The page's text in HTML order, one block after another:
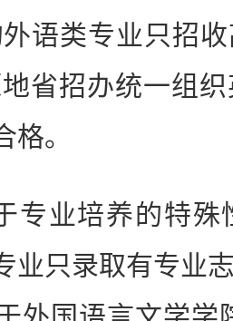
语类专业只招
省招办统一组
。
业培养的特殊
业只录取有专业